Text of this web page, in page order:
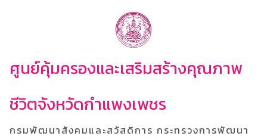
ศูนย์คุ้มครองและเสริมสร้างคุณภาพ
ชีวิตจังหวัดกำแพงเพชร
กรมพัฒนาสังคมและสวัสดิการ กระทรวงการพัฒนา